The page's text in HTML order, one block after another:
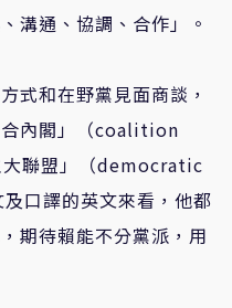
溝通、協調、合作」。
式和在野黨見面商談，
合內閣」（coalition
聯盟」（democratic
口譯的英文來看，他都
期待賴能不分黨派，用